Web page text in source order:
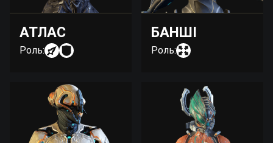
АТЛАС
Роль:
БАНШІ
Роль: